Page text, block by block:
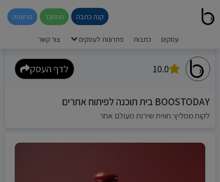
קנה כתבה התחבר הרשמה
עסקים כתבות פתרונות לעסקים צור קשר
10.0 לדף העסק
BOOSTODAY בית תוכנה לפיתוח אתרים
לקוח ממליץ: חווית שירות מעולם אחר